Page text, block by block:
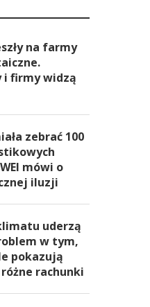
na farmy
i firmy widzą
zebrać 100
mówi o
iluzji
uderzą
w tym,
pokazują
różne rachunki